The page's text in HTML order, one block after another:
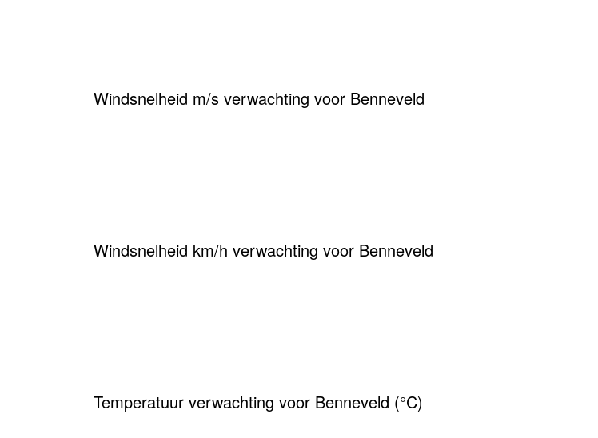
Windsnelheid m/s verwachting voor Benneveld
Windsnelheid km/h verwachting voor Benneveld
Temperatuur verwachting voor Benneveld (°C)